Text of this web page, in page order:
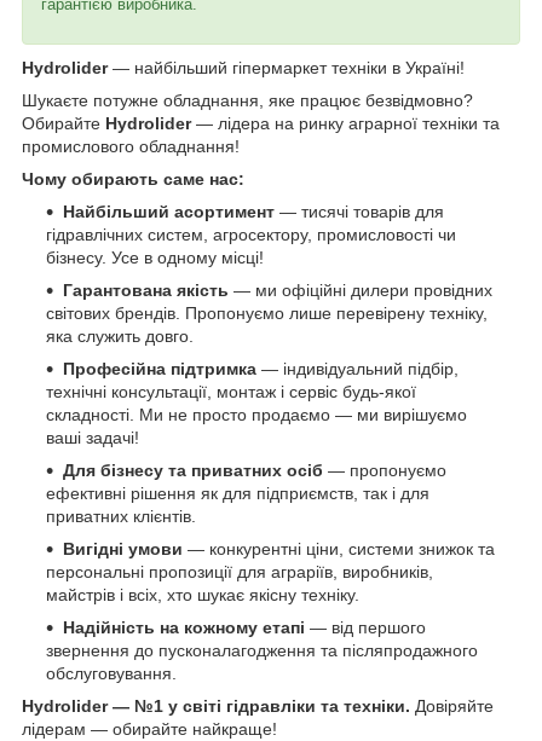
гарантією виробника.
Hydrolider— найбільший гіпермаркет техніки в Україні!
Шукаєте потужне обладнання, яке працює безвідмовно?
Обирайте Hydrolider— лідера на ринку аграрної техніки та
промислового обладнання!
Чому обирають саме нас:
Найбільший асортимент — тисячі товарів для
гідравлічних систем, агросектору, промисловості чи
бізнесу. Усе в одному місці!
Гарантована якість — ми офіційні дилери провідних
світових брендів. Пропонуємо лише перевірену техніку,
яка служить довго.
Професійна підтримка — індивідуальний підбір,
технічні консультації, монтаж і сервіс будь-якої
складності. Ми не просто продаємо — ми вирішуємо
ваші задачі!
Для бізнесу та приватних осіб — пропонуємо
ефективні рішення як для підприємств, так і для
приватних клієнтів.
Вигідні умови — конкурентні ціни, системи знижок та
персональні пропозиції для аграріїв, виробників,
майстрів і всіх, хто шукає якісну техніку.
Надійність на кожному етапі — від першого
звернення до пусконалагодження та післяпродажного
обслуговування.
Hydrolider — №1 у світі гідравліки та техніки. Довіряйте
лідерам — обирайте найкраще!